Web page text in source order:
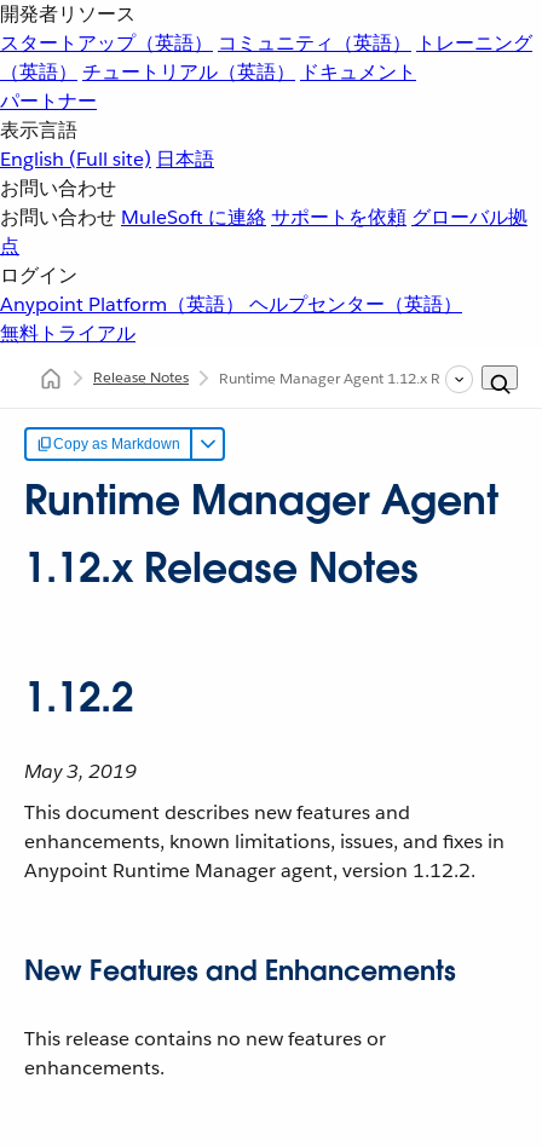
開発者リソース
スタートアップ（英語）
コミュニティ（英語）
トレーニング
（英語）
チュートリアル（英語）
ドキュメント
パートナー
表示言語
English (Full site) 日本語
お問い合わせ
お問い合わせ MuleSoft に連絡サポートを依頼 グローバル拠
点
ログイン
Anypoint Platform（英語） ヘルプセンター（英語）
無料トライアル
Release Notes Runtime Manager Agent 1.12.x Release Notes
Copy as Markdown
Runtime Manager Agent
1.12.x Release Notes
1.12.2
May 3, 2019
This document describes new features and
enhancements, known limitations, issues, and fixes in
Anypoint Runtime Manager agent, version 1.12.2.
New Features and Enhancements
This release contains no new features or
enhancements.